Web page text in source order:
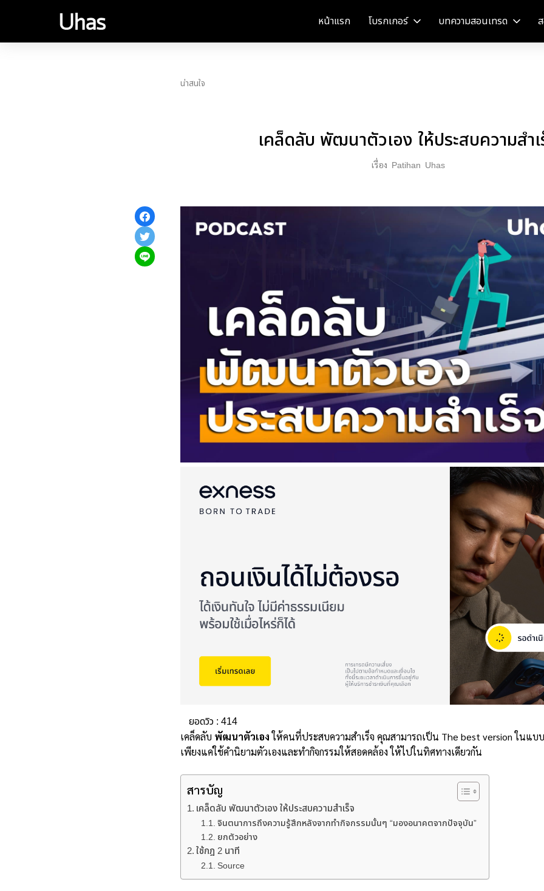
หน้าแรก โบรกเกอร์ บทความสอนเทรด
น่าสนใจ
เคล็ดลับ พัฒนาตัวเอง ให้ประสบความสำเ
เรื่อง Patihan Uhas
ยอดวิว : 414
เคล็ดลับ พัฒนาตัวเองให้คนที่ประสบความสำเร็จ คุณสามารถเป็น The best version ในแบ
เพียงแค่ใช้คำนิยามตัวเองและทำกิจกรรมให้สอดคล้อง ให้ไปในทิศทางเดียวกัน
สารบัญ
เคล็ดลับ พัฒนาตัวเอง ให้ประสบความสำเร็จ
จินตนาการถึงความรู้สึกหลังจากทำกิจกรรมนั้นๆ “มองอนาคตจากปัจจุบัน”
ยกตัวอย่าง
ใช้กฎ 2 นาที
Source